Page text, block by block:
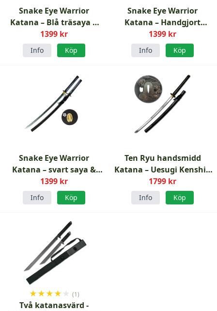
Snake Eye Warrior
Katana – Blå träsaya &
turkos lindning
1399 kr
Info Köp
Snake Eye Warrior
Katana – Handgjort
samurajsvärd med ställ
1399 kr
Info Köp
Snake Eye Warrior
Katana – svart saya &
mörkblå lindning
1399 kr
Info Köp
Ten Ryu handsmidd
Katana – Uesugi Kenshin
& svärdställ
1799 kr
Info Köp
★★★★ ★ (1)
Två katanasvärd -